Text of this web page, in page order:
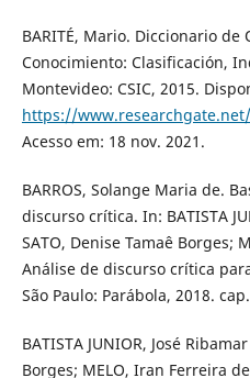
BARITÉ, Mario. Diccionario de
Conocimiento: Clasificación,
Montevideo: CSIC, 2015.
https://
Acesso em: 18 nov. 2021.
BARROS, Solange Maria de.
discurso crítica. In: BATISTA
SATO, Denise Tamaê Borges;
Análise de discurso crítica
São Paulo: Parábola, 2018.
BATISTA JUNIOR, José
Borges; MELO, Iran Ferreira